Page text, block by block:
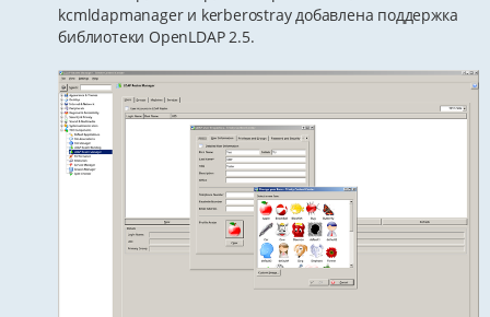
kcmldapmanager и kerberostray добавлена поддержка
библиотеки OpenLDAP 2.5.